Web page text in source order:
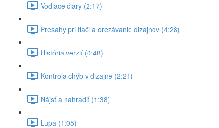
Vodiace čiary (2:17)
Presahy pri tlači a orezávanie dizajnov (4:28)
História verzií (0:48)
Kontrola chýb v dizajne (2:21)
Nájsť a nahradiť (1:38)
Lupa (1:05)